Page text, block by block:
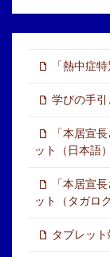
「熱中症
学びの手引
「本居宣
ット（日本語）
「本居宣
ット（タガログ
タブレッ